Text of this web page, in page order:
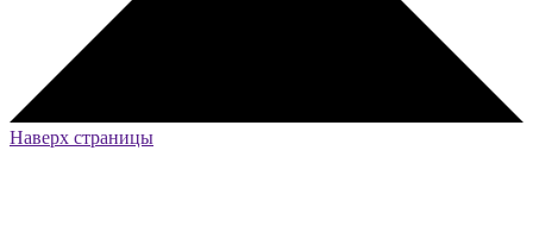
Наверх страницы